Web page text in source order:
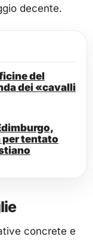
decente.
del
dei «cavalli
per tentato
concrete e